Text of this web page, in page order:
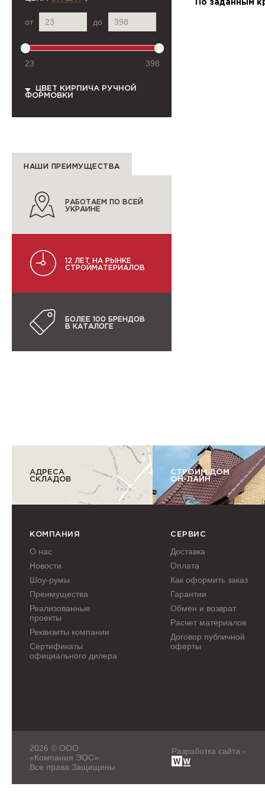
от до
23 398
ЦВЕТ КИРПИЧА РУЧНОЙ
ФОРМОВКИ
НАШИ ПРЕИМУЩЕСТВА
РАБОТАЕМ ПО ВСЕЙ
УКРАИНЕ
12 ЛЕТ НА РЫНКЕ
СТРОЙМАТЕРИАЛОВ
БОЛЕЕ 100 БРЕНДОВ
В КАТАЛОГЕ
По заданным
АДРЕСА
СКЛАДОВ
СТРОИМ ДОМ
ОН-ЛАЙН
КОМПАНИЯ
О нас
Новости
Шоу-румы
Преимущества
Реализованные
проекты
Реквизиты компании
Сертификаты
официального дилера
СЕРВИС
Доставка
Оплата
Как оформить заказ
Гарантии
Обмен и возврат
Расчет материалов
Договор публичной
оферты
2026 © ООО
«Компания ЭОС»
Все права Защищены
Разработка сайта -